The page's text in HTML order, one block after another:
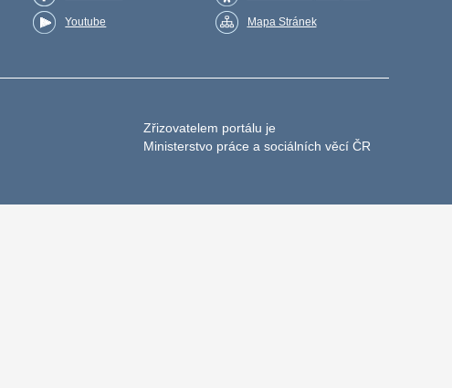
Youtube Mapa Stránek
Zřizovatelem portálu je
Ministerstvo práce a sociálních věcí ČR